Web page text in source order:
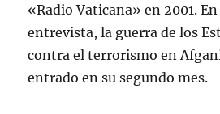
«Radio Vaticana» en 2001.
entrevista, la guerra de los
contra el terrorismo en
entrado en su segundo mes.